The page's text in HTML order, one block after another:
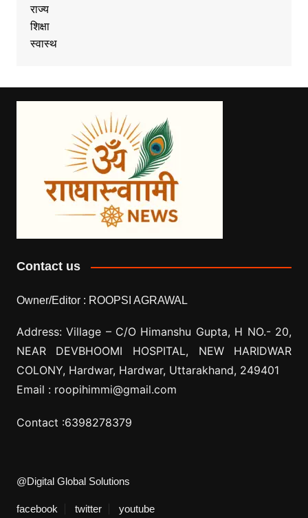
राज्य
शिक्षा
स्वास्थ
Contact us
Owner/Editor : ROOPSI AGRAWAL
Address: Village – C/O Himanshu Gupta, H NO.- 20,
NEAR DEVBHOOMI HOSPITAL, NEW HARIDWAR
COLONY, Hardwar, Hardwar, Uttarakhand, 249401
Email : roopihimmi@gmail.com
Contact :6398278379
@Digital Global Solutions
facebook twitter youtube